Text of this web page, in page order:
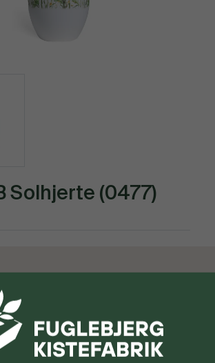
Solhjerte (0477)
være forhandler
du spørgsmål?